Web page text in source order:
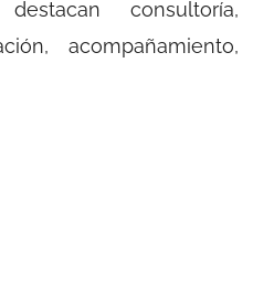
consultoría,
acompañamiento,